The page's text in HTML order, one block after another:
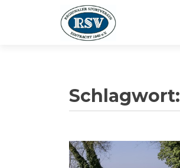
Schlagwort: